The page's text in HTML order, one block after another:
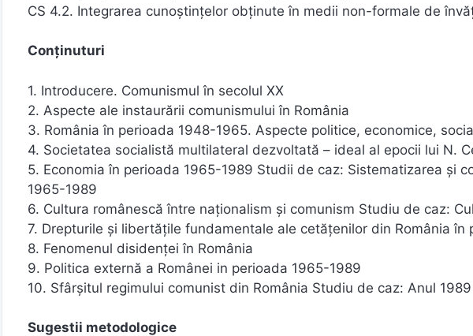
CS 4.2. Integrarea cunoştinţelor obţinute în medii non-formale de
Conținuturi
1. Introducere. Comunismul în secolul XX
2. Aspecte ale instaurării comunismului în România
3. România în perioada 1948-1965. Aspecte politice, economice,
4. Societatea socialistă multilateral dezvoltată – ideal al epocii lui N.
5. Economia în perioada 1965-1989 Studii de caz: Sistematizarea şi
1965-1989
6. Cultura românescă între naţionalism şi comunism Studiu de caz:
7. Drepturile şi libertăţile fundamentale ale cetăţenilor din România în
8. Fenomenul disidenţei în România
9. Politica externă a Românei in perioada 1965-1989
10. Sfârşitul regimului comunist din România Studiu de caz: Anul
Sugestii metodologice